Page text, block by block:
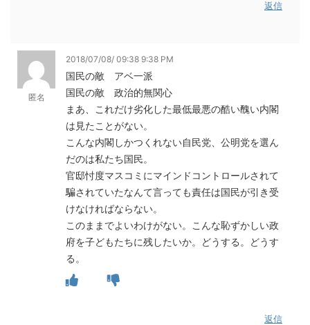
返信
匿名
2018/07/08/ 09:38 9:38 PM
国民の敵 アベ一派
国民の敵 政治的無関心
まあ、これだけ劣化した最低最悪の酷い醜い内閣
は見たことがない。
こんな内閣しかつくれない自民党、公明党を選ん
だのは私たち国民。
官邸忖度マスコミにマインドコントロールされて
騙されていたなんて言っても責任は国民が引き受
けなければならない。
このままでよいわけがない。こんな恥ずかしい政
府を子どもたちに残したいか。どうする。どうす
る。
返信